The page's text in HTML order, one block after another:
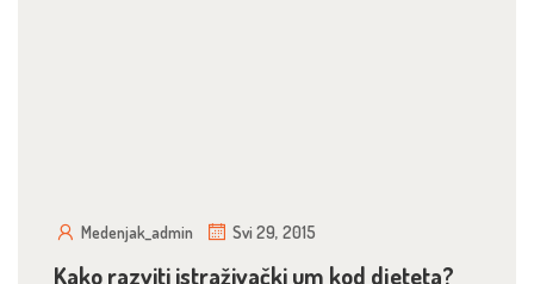
Medenjak_admin Svi 29, 2015
Kako razviti istraživački um kod djeteta?